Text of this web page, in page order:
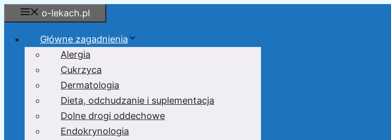
Przejdź
do
o-lekach.pl
Główne zagadnienia
Alergia
Cukrzyca
Dermatologia
Dieta, odchudzanie i suplementacja
Dolne drogi oddechowe
Endokrynologia